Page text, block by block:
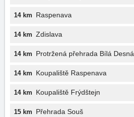
14 km Raspenava
14 km Zdislava
14 km Protržená přehrada Bílá Desná
14 km Koupaliště Raspenava
14 km Koupaliště Frýdštejn
15 km Přehrada Souš